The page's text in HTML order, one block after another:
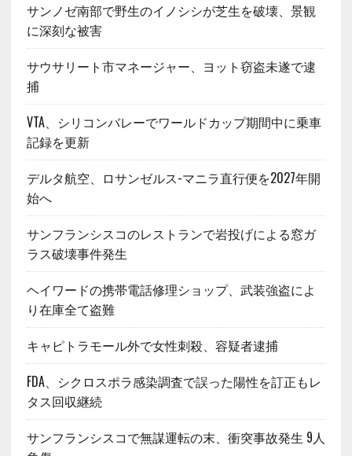
サンノゼ南部で野生のイノシシが芝生を破壊、景観
に深刻な被害
サウサリート市マネージャー、ヨット窃盗未遂で逮
捕
VTA、シリコンバレーでワールドカップ期間中に乗車
記録を更新
デルタ航空、ロサンゼルス-マニラ直行便を2027年開
始へ
サンフランシスコのレストランで岩投げによる窓ガ
ラス破壊事件発生
ヘイワードの携帯電話修理ショップ、武装強盗によ
り在庫全て盗難
キャピトラモール外で女性刺殺、容疑者逮捕
FDA、シクロスポラ感染調査で誤った陽性を訂正もレ
タス回収継続
サンフランシスコで無謀運転の末、衝突事故発生 9人